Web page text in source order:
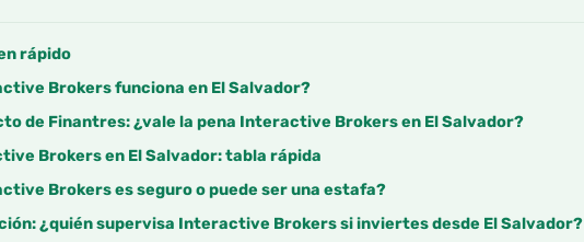
rápido
Brokers funciona en El Salvador?
de Finantres: ¿vale la pena Interactive Brokers en El Salvador?
Brokers en El Salvador: tabla rápida
Brokers es seguro o puede ser una estafa?
¿quién supervisa Interactive Brokers si inviertes desde El Salvador?